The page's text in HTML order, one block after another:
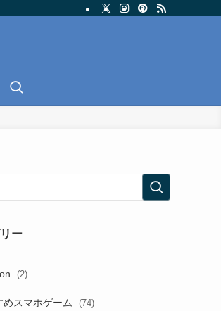
ー
(2)
めスマホゲーム (74)